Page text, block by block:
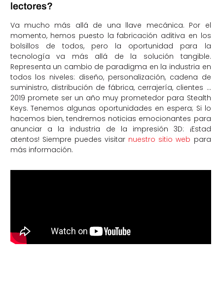
lectores?
Va mucho más allá de una llave mecánica. Por el
momento, hemos puesto la fabricación aditiva en los
bolsillos de todos, pero la oportunidad para la
tecnología va más allá de la solución tangible.
Representa un cambio de paradigma en la industria en
todos los niveles: diseño, personalización, cadena de
suministro, distribución de fábrica, cerrajería, clientes …
2019 promete ser un año muy prometedor para Stealth
Keys. Tenemos algunas oportunidades en espera; Si lo
hacemos bien, tendremos noticias emocionantes para
anunciar a la industria de la impresión 3D: ¡Estad
atentos! Siempre puedes visitar nuestro sitio web para
más información.